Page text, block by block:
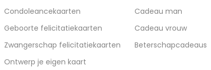
Condoleancekaarten
Geboorte felicitatiekaarten
Zwangerschap felicitatiekaarten
Ontwerp je eigen kaart
Cadeau man
Cadeau vrouw
Beterschapcadeaus